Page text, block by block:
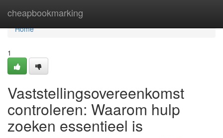
cheapbookmarking
Home
Home
1
Vaststellingsovereenkomst
controleren: Waarom hulp
zoeken essentieel is